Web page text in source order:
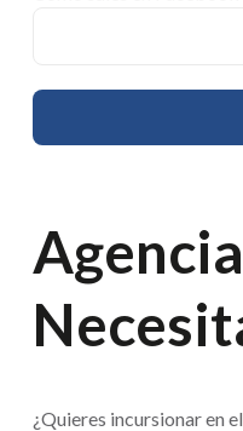
¿Quieres incursionar en